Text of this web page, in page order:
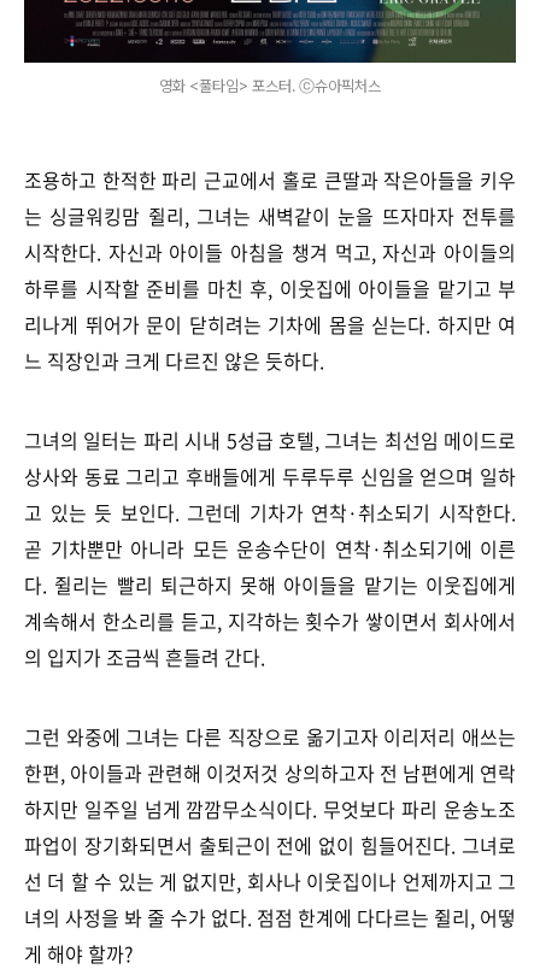
영화 <풀타임> 포스터. ⓒ슈아픽처스
조용하고 한적한 파리 근교에서 홀로 큰딸과 작은아들을 키우
는 싱글워킹맘 쥘리, 그녀는 새벽같이 눈을 뜨자마자 전투를
시작한다. 자신과 아이들 아침을 챙겨 먹고, 자신과 아이들의
하루를 시작할 준비를 마친 후, 이웃집에 아이들을 맡기고 부
리나게 뛰어가 문이 닫히려는 기차에 몸을 싣는다. 하지만 여
느 직장인과 크게 다르진 않은 듯하다.
그녀의 일터는 파리 시내 5성급 호텔, 그녀는 최선임 메이드로
상사와 동료 그리고 후배들에게 두루두루 신임을 얻으며 일하
고 있는 듯 보인다. 그런데 기차가 연착·취소되기 시작한다.
곧 기차뿐만 아니라 모든 운송수단이 연착·취소되기에 이른
다. 쥘리는 빨리 퇴근하지 못해 아이들을 맡기는 이웃집에게
계속해서 한소리를 듣고, 지각하는 횟수가 쌓이면서 회사에서
의 입지가 조금씩 흔들려 간다.
그런 와중에 그녀는 다른 직장으로 옮기고자 이리저리 애쓰는
한편, 아이들과 관련해 이것저것 상의하고자 전 남편에게 연락
하지만 일주일 넘게 깜깜무소식이다. 무엇보다 파리 운송노조
파업이 장기화되면서 출퇴근이 전에 없이 힘들어진다. 그녀로
선 더 할 수 있는 게 없지만, 회사나 이웃집이나 언제까지고 그
녀의 사정을 봐 줄 수가 없다. 점점 한계에 다다르는 쥘리, 어떻
게 해야 할까?